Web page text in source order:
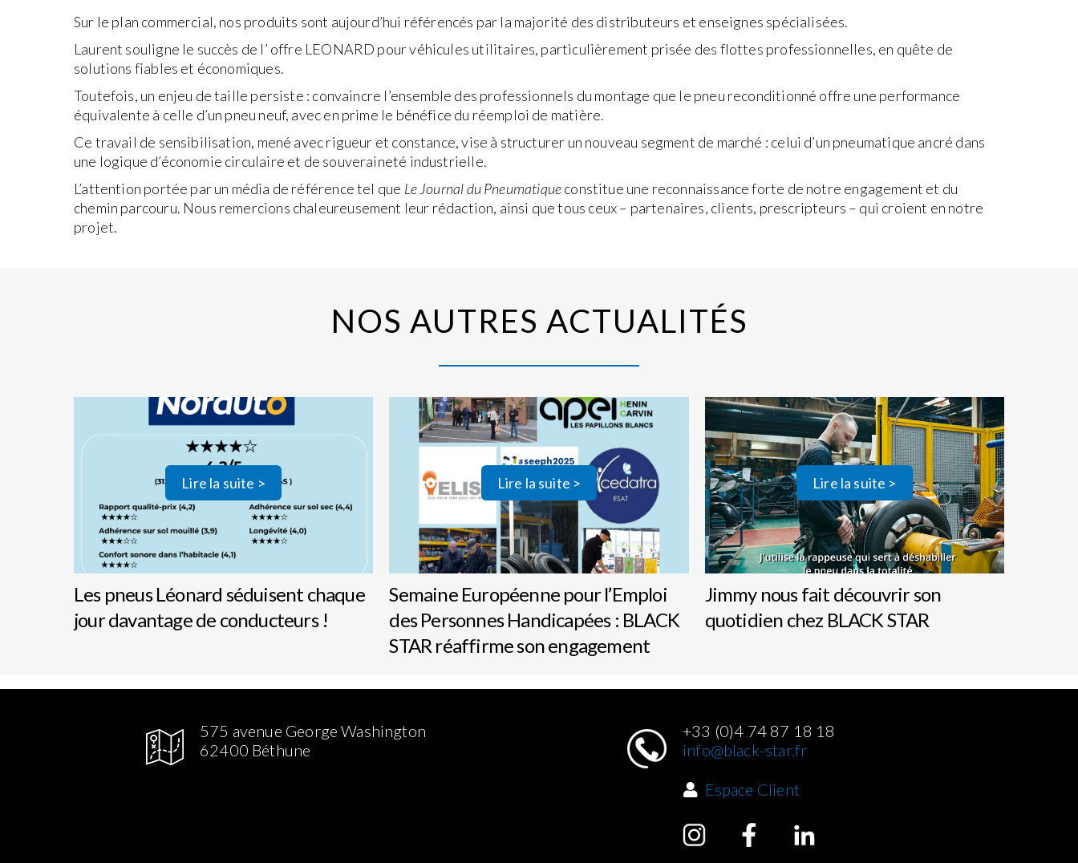
Sur le plan commercial, nos produits sont aujourd’hui référencés par la majorité des distributeurs et enseignes spécialisées.
Laurent souligne le succès de l’ offre LEONARD pour véhicules utilitaires, particulièrement prisée des flottes professionnelles, en quête de
solutions fiables et économiques.
Toutefois, un enjeu de taille persiste : convaincre l’ensemble des professionnels du montage que le pneu reconditionné offre une performance
équivalente à celle d’un pneu neuf, avec en prime le bénéfice du réemploi de matière.
Ce travail de sensibilisation, mené avec rigueur et constance, vise à structurer un nouveau segment de marché : celui d’un pneumatique ancré dans
une logique d’économie circulaire et de souveraineté industrielle.
L’attention portée par un média de référence tel que Le Journal du Pneumatiqueconstitue une reconnaissance forte de notre engagement et du
chemin parcouru. Nous remercions chaleureusement leur rédaction, ainsi que tous ceux – partenaires, clients, prescripteurs – qui croient en notre
projet.
NOS AUTRES ACTUALITÉS
Lire la suite >
Les pneus Léonard séduisent chaque
jour davantage de conducteurs !
Lire la suite >
Semaine Européenne pour l’Emploi
des Personnes Handicapées : BLACK
STAR réaffirme son engagement
Lire la suite >
Jimmy nous fait découvrir son
quotidien chez BLACK STAR
575 avenue George Washington
62400 Béthune
+33 (0)4 74 87 18 18
info@black-star.fr
Espace Client